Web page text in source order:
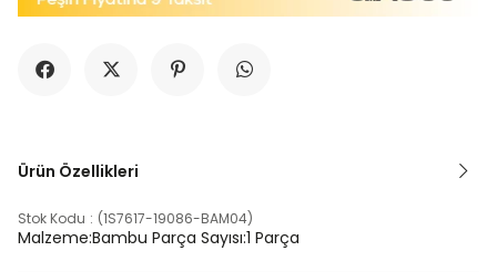
Ürün Özellikleri
Stok Kodu (1S7617-19086-BAM04)
Malzeme:Bambu Parça Sayısı:1 Parça